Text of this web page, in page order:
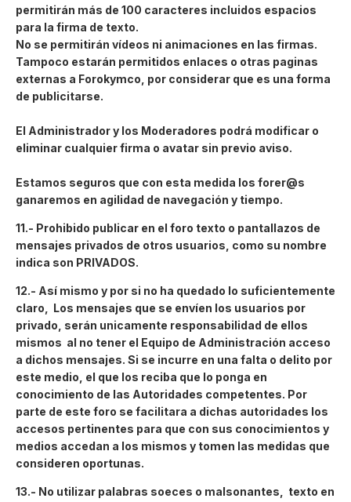
permitirán más de 100 caracteres incluidos espacios
para la firma de texto.
No se permitirán vídeos ni animaciones en las firmas.
Tampoco estarán permitidos enlaces o otras paginas
externas a Forokymco, por considerar que es una forma
de publicitarse.
El Administrador y los Moderadores podrá modificar o
eliminar cualquier firma o avatar sin previo aviso.
Estamos seguros que con esta medida los forer@s
ganaremos en agilidad de navegación y tiempo.
11.- Prohibido publicar en el foro texto o pantallazos de
mensajes privados de otros usuarios, como su nombre
indica son PRIVADOS.
12.- Así mismo y por si no ha quedado lo suficientemente
claro, Los mensajes que se envíen los usuarios por
privado, serán unicamente responsabilidad de ellos
mismos al no tener el Equipo de Administración acceso
a dichos mensajes. Si se incurre en una falta o delito por
este medio, el que los reciba que lo ponga en
conocimiento de las Autoridades competentes. Por
parte de este foro se facilitara a dichas autoridades los
accesos pertinentes para que con sus conocimientos y
medios accedan a los mismos y tomen las medidas que
consideren oportunas.
13.- No utilizar palabras soeces o malsonantes, texto en